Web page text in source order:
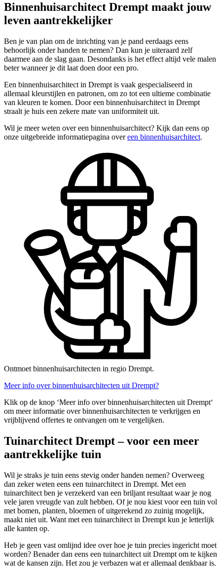
Binnenhuisarchitect Drempt maakt jouw
leven aantrekkelijker
Ben je van plan om de inrichting van je pand eerdaags eens
behoorlijk onder handen te nemen? Dan kun je uiteraard zelf
daarmee aan de slag gaan. Desondanks is het effect altijd vele malen
beter wanneer je dit laat doen door een pro.
Een binnenhuisarchitect in Drempt is vaak gespecialiseerd in
allemaal kleurstijlen en patronen, om zo tot een ultieme combinatie
van kleuren te komen. Door een binnenhuisarchitect in Drempt
straalt je huis een zekere mate van uniformiteit uit.
Wil je meer weten over een binnenhuisarchitect? Kijk dan eens op
onze uitgebreide informatiepagina overeen binnenhuisarchitect.
Ontmoet binnenhuisarchitecten in regio Drempt.
Meer info over binnenhuisarchitecten uit Drempt?
Klik op de knop ‘Meer info over binnenhuisarchitecten uit Drempt‘
om meer informatie over binnenhuisarchitecten te verkrijgen en
vrijblijvend offertes te ontvangen om te vergelijken.
Tuinarchitect Drempt – voor een meer
aantrekkelijke tuin
Wil je straks je tuin eens stevig onder handen nemen? Overweeg
dan zeker weten eens een tuinarchitect in Drempt. Met een
tuinarchitect ben je verzekerd van een briljant resultaat waar je nog
vele jaren vreugde van zult hebben. Of je nou kiest voor een tuin vol
met bomen, planten, bloemen of uitgerekend zo zuinig mogelijk,
maakt niet uit. Want met een tuinarchitect in Drempt kun je letterlijk
alle kanten op.
Heb je geen vast omlijnd idee over hoe je tuin precies ingericht moet
worden? Benader dan eens een tuinarchitect uit Drempt om te kijken
wat de kansen zijn. Het zou je verbazen wat er allemaal denkbaar is.